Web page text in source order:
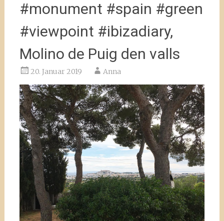
#monument #spain #green
#viewpoint #ibizadiary,
Molino de Puig den valls
20. Januar 2019 Anna